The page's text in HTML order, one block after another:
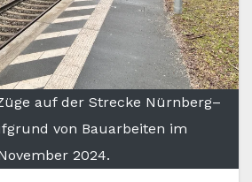
auf der Strecke Nürnberg–
von Bauarbeiten im
2024.